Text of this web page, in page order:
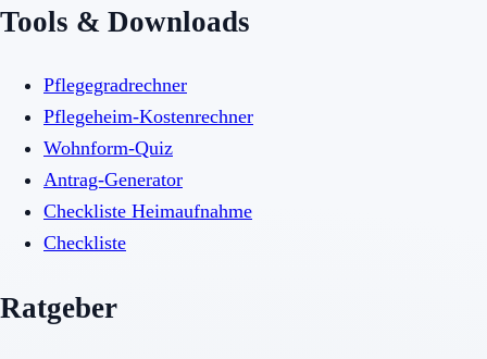
Tools & Downloads
Pflegegradrechner
Pflegeheim-Kostenrechner
Wohnform-Quiz
Antrag-Generator
Checkliste Heimaufnahme
Checkliste
Ratgeber